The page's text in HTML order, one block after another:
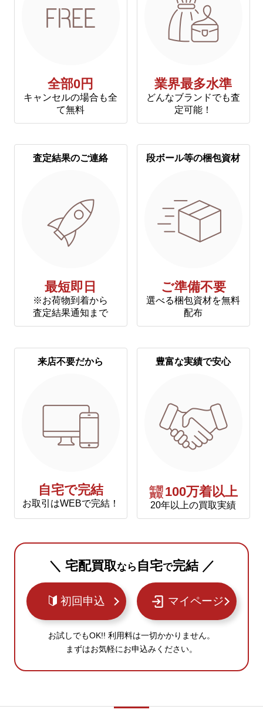
全部0円
キャンセルの場合も全
て無料
業界最多水準
どんなブランドでも査
定可能！
査定結果のご連絡
最短即日
※お荷物到着から
査定結果通知まで
段ボール等の梱包資材
ご準備不要
選べる梱包資材を無料
配布
来店不要だから
自宅で完結
お取引はWEBで完結！
豊富な実績で安心
年間
買取 100万着以上
20年以上の買取実績
＼ 宅配買取なら 自宅で完結 ／
初回申込 マイページ
お試しでもOK!! 利用料は一切かかりません。
まずはお気軽にお申込みください。